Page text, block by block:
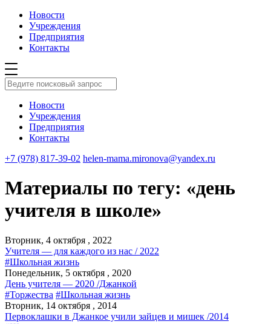
Новости
Учреждения
Предприятия
Контакты
Новости
Учреждения
Предприятия
Контакты
+7 (978) 817-39-02 helen-mama.mironova@yandex.ru
Материалы по тегу: «день
учителя в школе»
Вторник, 4 октября , 2022
Учителя — для каждого из нас / 2022
#Школьная жизнь
Понедельник, 5 октября , 2020
День учителя — 2020 /Джанкой
#Торжества #Школьная жизнь
Вторник, 14 октября , 2014
Первоклашки в Джанкое учили зайцев и мишек /2014